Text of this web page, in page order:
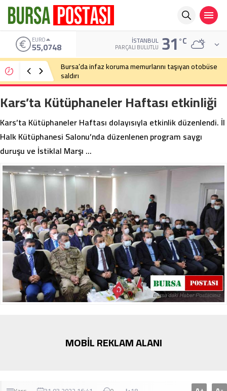
ALTIN
6.623,43 İSTANBUL
PARÇALI BULUTLU 31°C
Bursa’da cadde ortasında bıçaklı kavga
Kars’ta Kütüphaneler Haftası etkinliği
Kars’ta Kütüphaneler Haftası dolayısıyla etkinlik düzenlendi. İl
Halk Kütüphanesi Salonu’nda düzenlenen program saygı
duruşu ve İstiklal Marşı …
MOBİL REKLAM ALANI